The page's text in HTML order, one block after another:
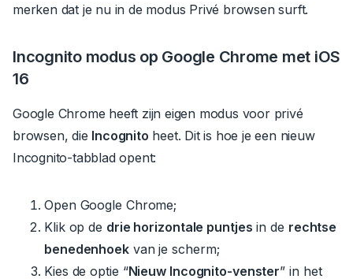
merken dat je nu in de modus Privé browsen surft.
Incognito modus op Google Chrome met iOS
16
Google Chrome heeft zijn eigen modus voor privé
browsen, die Incognito heet. Dit is hoe je een nieuw
Incognito-tabblad opent:
Open Google Chrome;
Klik op de drie horizontale puntjes in de rechtse
benedenhoekvan je scherm;
Kies de optie “Nieuw Incognito-venster” in het